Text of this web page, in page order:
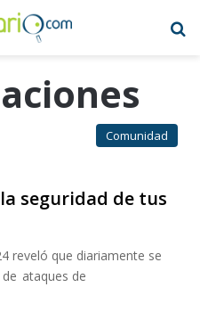
Comunidad
seguridad de tus
reveló que diariamente se
ataques de